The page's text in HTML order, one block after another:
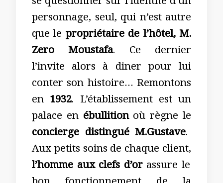
personnage, seul, qui n’est autre
que le propriétaire de l’hôtel, M.
Zero Moustafa. Ce dernier
l’invite alors à diner pour lui
conter son histoire… Remontons
en 1932. L’établissement est un
palace en ébullitionoù règne le
concierge distingué M.Gustave.
Aux petits soins de chaque client,
l’homme aux clefs d’orassure le